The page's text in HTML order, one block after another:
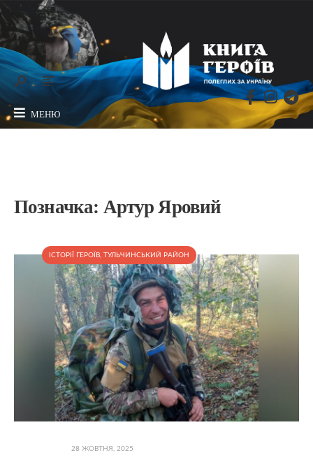
МЕНЮ
Позначка: Артур Яровий
ІСТОРІЇ ГЕРОЇВ, ТУЛЬЧИНСЬКИЙ РАЙОН
28 ЖОВТНЯ, 2025